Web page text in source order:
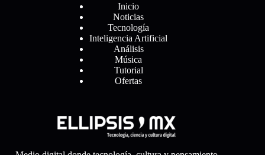
Inicio
Noticias
Tecnología
Inteligencia Artificial
Análisis
Música
Tutorial
Ofertas